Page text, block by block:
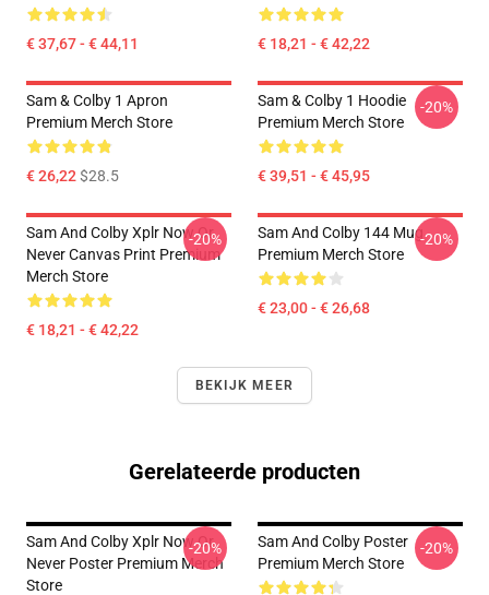
€ 37,67 - € 44,11 € 18,21 - € 42,22
Sam & Colby 1 Apron
Premium Merch Store
€ 26,22$28.5
Sam & Colby 1 Hoodie
Premium Merch Store
€ 39,51 - € 45,95
-20%
Sam And Colby Xplr Now Or
Never Canvas Print Premium
Merch Store
€ 18,21 - € 42,22
-20%
Sam And Colby 144 Mug
Premium Merch Store
€ 23,00 - € 26,68
-20%
BEKIJK MEER
Gerelateerde producten
Sam And Colby Xplr Now Or
Never Poster Premium Merch
Store
-20%
Sam And Colby Poster
Premium Merch Store
-20%